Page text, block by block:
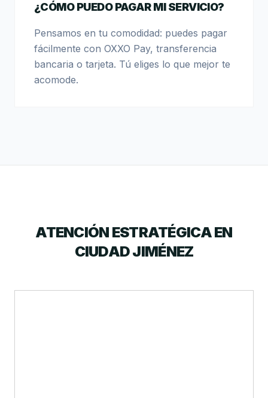
¿CÓMO PUEDO PAGAR MI SERVICIO?
Pensamos en tu comodidad: puedes pagar
fácilmente con OXXO Pay, transferencia
bancaria o tarjeta. Tú eliges lo que mejor te
acomode.
ATENCIÓN ESTRATÉGICA EN
CIUDAD JIMÉNEZ